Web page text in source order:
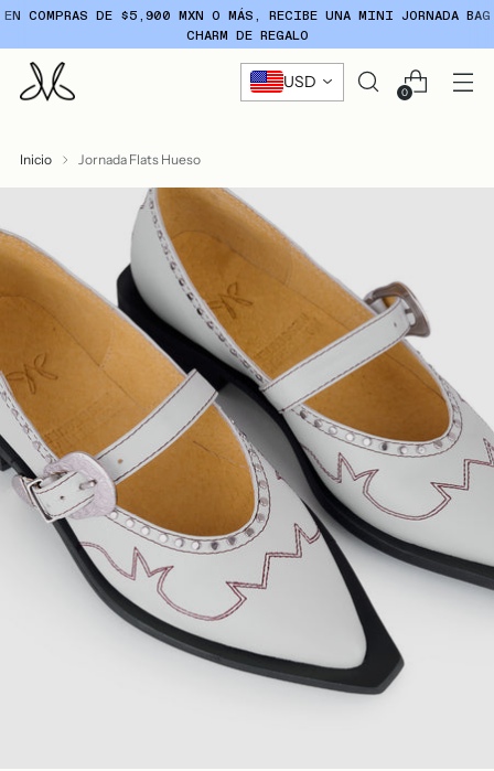
EN COMPRAS DE $5,900 MXN O MÁS, RECIBE UNA MINI JORNADA BAG
CHARM DE REGALO
USD
0
Inicio Jornada Flats Hueso